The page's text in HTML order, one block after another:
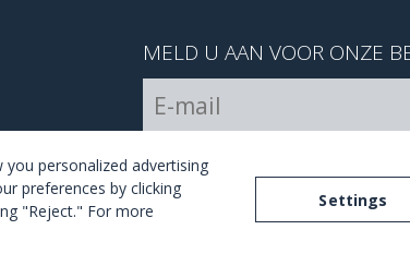
MELD U AAN VOOR ONZE
personalized advertising
preferences by clicking
"Reject." For more
Settings